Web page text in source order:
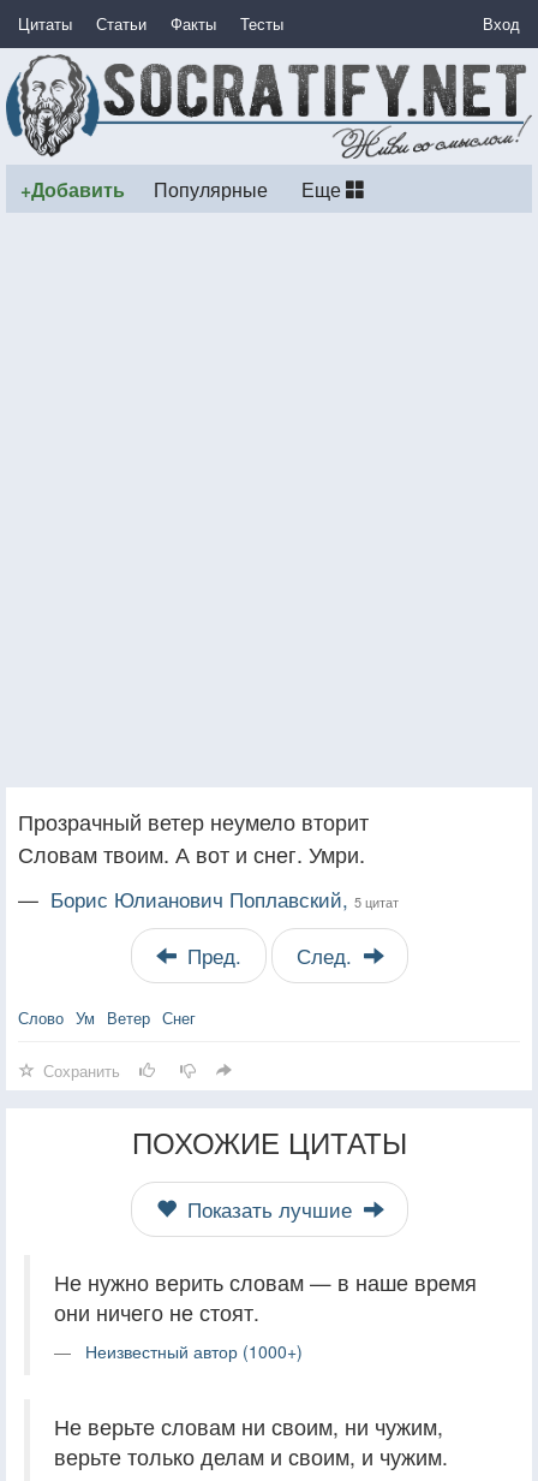
Цитаты Статьи Факты Тесты Вход
+Добавить Популярные Еще
Прозрачный ветер неумело вторит
Словам твоим. А вот и снег. Умри.
— Борис Юлианович Поплавский, 5 цитат
Пред. След.
Слово Ум Ветер Снег
Сохранить
ПОХОЖИЕ ЦИТАТЫ
Показать лучшие
Не нужно верить словам — в наше время
они ничего не стоят.
Неизвестный автор (1000+)
Не верьте словам ни своим, ни чужим,
верьте только делам и своим, и чужим.